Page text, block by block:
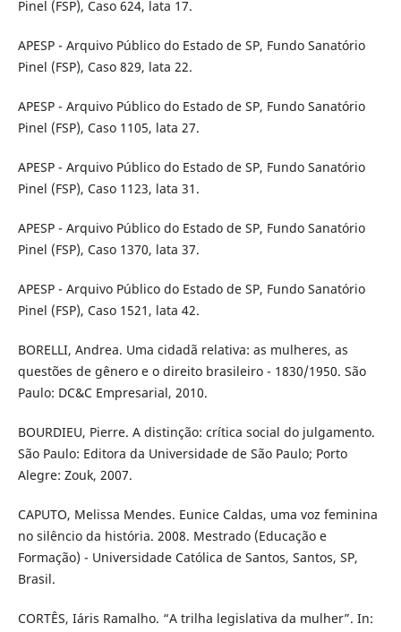
Pinel (FSP), Caso 624, lata 17.
APESP - Arquivo Público do Estado de SP, Fundo Sanatório
Pinel (FSP), Caso 829, lata 22.
APESP - Arquivo Público do Estado de SP, Fundo Sanatório
Pinel (FSP), Caso 1105, lata 27.
APESP - Arquivo Público do Estado de SP, Fundo Sanatório
Pinel (FSP), Caso 1123, lata 31.
APESP - Arquivo Público do Estado de SP, Fundo Sanatório
Pinel (FSP), Caso 1370, lata 37.
APESP - Arquivo Público do Estado de SP, Fundo Sanatório
Pinel (FSP), Caso 1521, lata 42.
BORELLI, Andrea. Uma cidadã relativa: as mulheres, as
questões de gênero e o direito brasileiro - 1830/1950. São
Paulo: DC&C Empresarial, 2010.
BOURDIEU, Pierre. A distinção: crítica social do julgamento.
São Paulo: Editora da Universidade de São Paulo; Porto
Alegre: Zouk, 2007.
CAPUTO, Melissa Mendes. Eunice Caldas, uma voz feminina
no silêncio da história. 2008. Mestrado (Educação e
Formação) - Universidade Católica de Santos, Santos, SP,
Brasil.
CORTÊS, Iáris Ramalho. “A trilha legislativa da mulher”. In: